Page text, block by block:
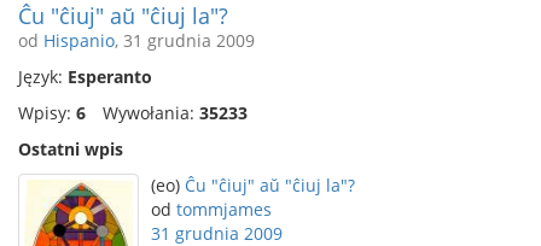
Ĉu "ĉiuj" aŭ "ĉiuj la"?
od Hispanio, 31 grudnia 2009
Język: Esperanto
Wpisy: 6 Wywołania: 35233
Ostatni wpis
(eo) Ĉu "ĉiuj" aŭ "ĉiuj la"?
od tommjames
31 grudnia 2009